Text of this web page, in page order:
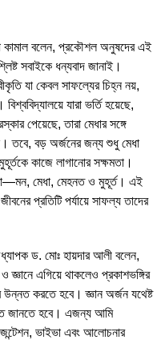
কামাল বলেন, প্রকৌশল অনুষদের এই
সবাইকে ধন্যবাদ জানাই।
যা কেবল সাফল্যের চিহ্ন নয়,
যারা ভর্তি হয়েছে,
পেয়েছে, তারা মেধার সঙ্গে
তবে, বড় অর্জনের জন্য শুধু মেধা
কাজে লাগানোর সক্ষমতা।
মেধা, মেহনত ও মুহূর্ত। এই
জীবনের প্রতিটি পর্যায়ে সাফল্য তাদের
ড. মোঃ হায়দার আলী বলেন,
ও জ্ঞানে এগিয়ে থাকলেও প্রকাশভঙ্গির
উন্নত করতে হবে। জ্ঞান অর্জন যথেষ্ট
জানতে হবে। এজন্য আমি
ভাইভা এবং আলোচনার